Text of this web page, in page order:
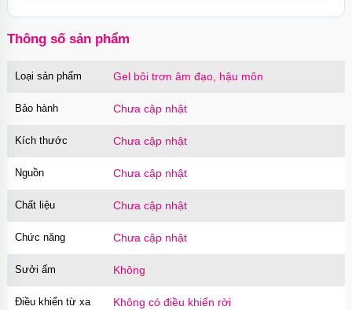
Thông số sản phẩm
Loại sản phẩm Gel bôi trơn âm đạo, hậu môn
Bảo hành Chưa cập nhật
Kích thước Chưa cập nhật
Nguồn Chưa cập nhật
Chất liệu Chưa cập nhật
Chức năng Chưa cập nhật
Sưởi ấm Không
Điều khiển từ xa Không có điều khiển rời